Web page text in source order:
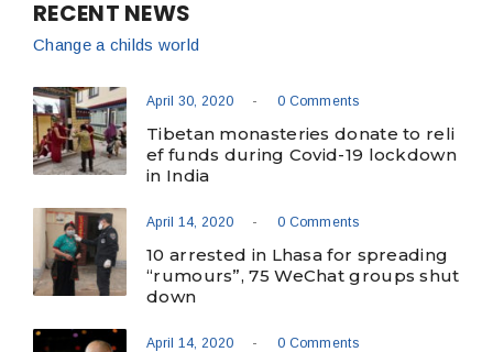
RECENT NEWS
Change a childs world
April 30, 2020 - 0 Comments
Tibetan monasteries donate to reli
ef funds during Covid-19 lockdown
in India
April 14, 2020 - 0 Comments
10 arrested in Lhasa for spreading
“rumours”, 75 WeChat groups shut
down
April 14, 2020 - 0 Comments